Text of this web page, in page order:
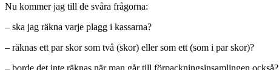
Nu kommer jag till de svåra frågorna:
– ska jag räkna varje plagg i kassarna?
– räknas ett par skor som två (skor) eller som ett (som i par skor)?
– borde det inte räknas när man går till förpackningsinsamlingen också?